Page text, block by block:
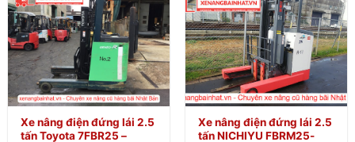
Xe nâng điện đứng lái 2.5
tấn Toyota 7FBR25 –
Xe nâng điện đứng lái 2.5
tấn NICHIYU FBRM25-